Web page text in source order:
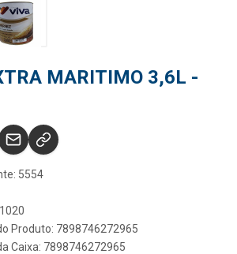
MARITIMO 3,6L -
5554
Produto: 7898746272965
Caixa: 7898746272965